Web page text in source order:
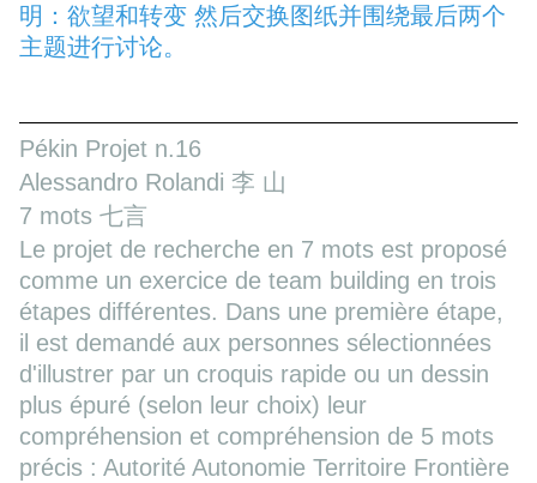
明：欲望和转变 然后交换图纸并围绕最后两个
主题进行讨论。
Pékin Projet n.16
Alessandro Rolandi 李 山
7 mots 七言
Le projet de recherche en 7 mots est proposé
comme un exercice de team building en trois
étapes différentes. Dans une première étape,
il est demandé aux personnes sélectionnées
d'illustrer par un croquis rapide ou un dessin
plus épuré (selon leur choix) leur
compréhension et compréhension de 5 mots
précis : Autorité Autonomie Territoire Frontière